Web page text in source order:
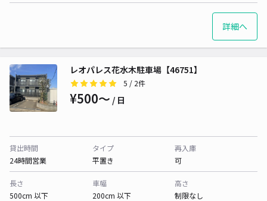
詳細へ
レオパレス花水木駐車場【46751】
5 / 2件
¥500〜 / 日
貸出時間
24時間営業
タイプ
平置き
再入庫
可
長さ
500cm 以下
車幅
200cm 以下
高さ
制限なし